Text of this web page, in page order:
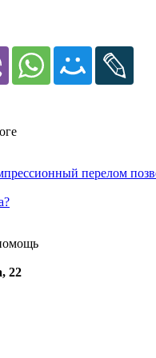
перелом
22